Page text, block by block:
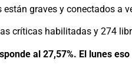
están graves y conectados a
críticas habilitadas y 274
al 27,57%. El lunes